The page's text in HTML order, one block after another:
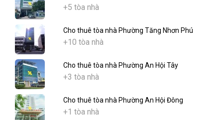
+5 tòa nhà
Cho thuê tòa nhà Phường Tăng Nhơn Phú
+10 tòa nhà
Cho thuê tòa nhà Phường An Hội Tây
+3 tòa nhà
Cho thuê tòa nhà Phường An Hội Đông
+1 tòa nhà